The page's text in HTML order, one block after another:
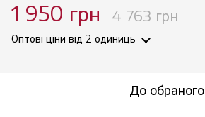
1 950 грн 4 763 грн
Оптові ціни від 2 одиниць
До обраного